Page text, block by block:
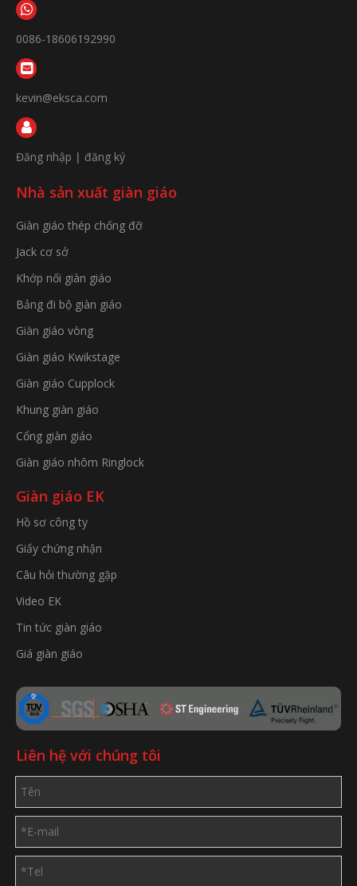
0086-18606192990
kevin@eksca.com
Đăng nhập | đăng ký
Nhà sản xuất giàn giáo
Giàn giáo thép chống đỡ
Jack cơ sở
Khớp nối giàn giáo
Bảng đi bộ giàn giáo
Giàn giáo vòng
Giàn giáo Kwikstage
Giàn giáo Cupplock
Khung giàn giáo
Cổng giàn giáo
Giàn giáo nhôm Ringlock
Giàn giáo EK
Hồ sơ công ty
Giấy chứng nhận
Câu hỏi thường gặp
Video EK
Tin tức giàn giáo
Giá giàn giáo
Liên hệ với chúng tôi